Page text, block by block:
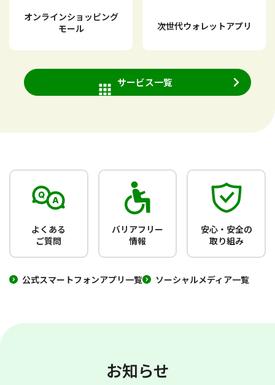
オンラインショッピング
モール
次世代ウォレットアプリ
サービス一覧
よくある
ご質問
バリアフリー
情報
安心・安全の
取り組み
公式スマートフォンアプリ一覧 ソーシャルメディア一覧
お知らせ